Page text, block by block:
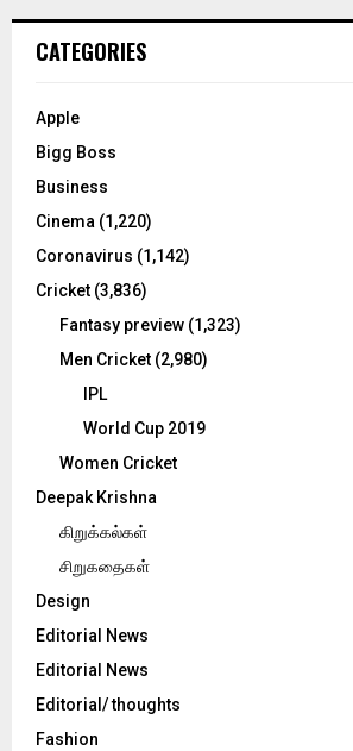
h
o
:
CATEGORIES
Apple
Bigg Boss
Business
Cinema (1,220)
Coronavirus (1,142)
Cricket (3,836)
Fantasy preview (1,323)
Men Cricket (2,980)
IPL
World Cup 2019
Women Cricket
Deepak Krishna
கிறுக்கல்கள்
சிறுகதைகள்
Design
Editorial News
Editorial News
Editorial/ thoughts
Fashion